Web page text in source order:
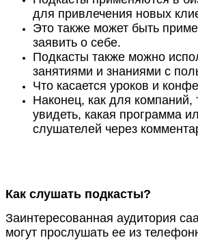
для привлечения новых
Это также может быть
заявить о себе.
Подкасты также можно
занятиями и знаниями с
Что касается уроков и
Наконец, как для
увидеть, какая программа
слушателей через
Как слушать подкасты?
Заинтересованная аудитория
могут прослушать ее из